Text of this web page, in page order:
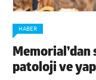
HABER
patoloji ve